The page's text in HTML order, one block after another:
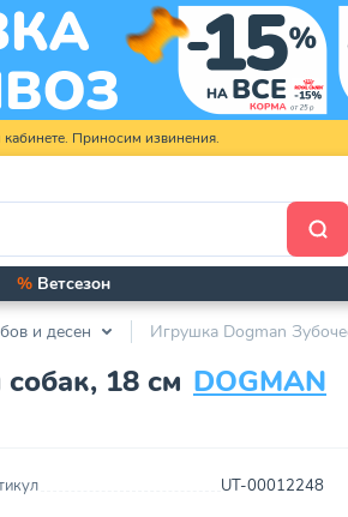
Приносим извинения.
% Ветсезон
и десен Игрушка Dogman
18 см DOGMAN
UT-00012248